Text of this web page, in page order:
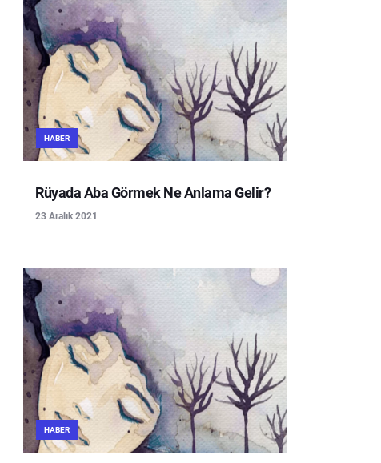
HABER
Rüyada Aba Görmek Ne Anlama Gelir?
23 Aralık 2021
HABER